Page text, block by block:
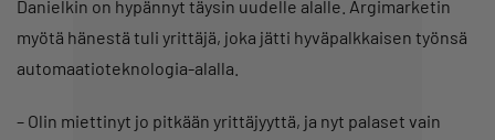
Danielkin on hypännyt täysin uudelle alalle. Argimarketin
myötä hänestä tuli yrittäjä, joka jätti hyväpalkkaisen työnsä
automaatioteknologia-alalla.
– Olin miettinyt jo pitkään yrittäjyyttä, ja nyt palaset vain